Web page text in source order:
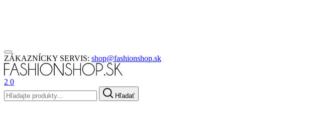
ZÁKAZNÍCKY SERVIS: shop@fashionshop.sk
2 0
Hľadať